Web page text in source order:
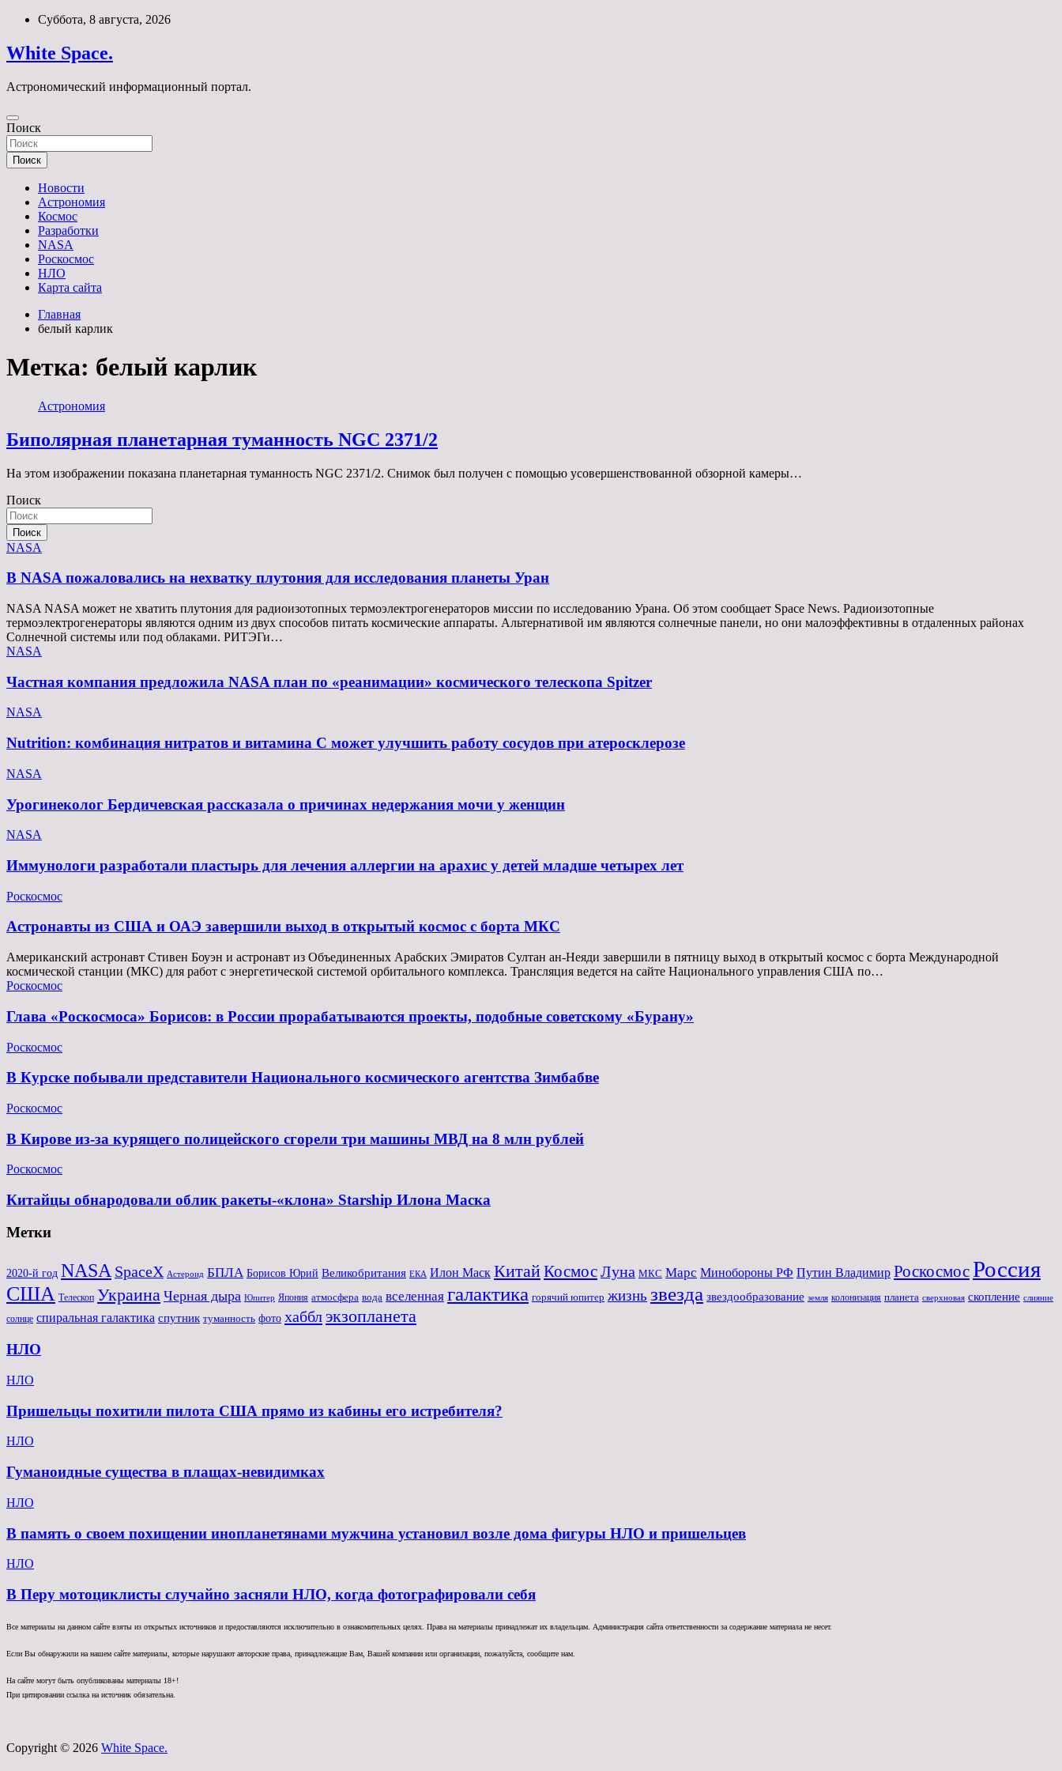
Перейти
содержимому
Суббота, 8 августа, 2026
White Space.
Астрономический информационный портал.
Поиск
Поиск
Новости
Астрономия
Космос
Разработки
NASA
Роскосмос
НЛО
Карта сайта
Главная
белый карлик
Метка: белый карлик
Астрономия
Биполярная планетарная туманность NGC 2371/2
На этом изображении показана планетарная туманность NGC 2371/2. Снимок был получен с помощью усовершенствованной обзорной камеры…
Поиск
Поиск
NASA
В NASA пожаловались на нехватку плутония для исследования планеты Уран
NASA NASA может не хватить плутония для радиоизотопных термоэлектрогенераторов миссии по исследованию Урана. Об этом сообщает Space News. Радиоизотопные
термоэлектрогенераторы являются одним из двух способов питать космические аппараты. Альтернативой им являются солнечные панели, но они малоэффективны в отдаленных районах
Солнечной системы или под облаками. РИТЭГи…
NASA
Частная компания предложила NASA план по «реанимации» космического телескопа Spitzer
NASA
Nutrition: комбинация нитратов и витамина C может улучшить работу сосудов при атеросклерозе
NASA
Урогинеколог Бердичевская рассказала о причинах недержания мочи у женщин
NASA
Иммунологи разработали пластырь для лечения аллергии на арахис у детей младше четырех лет
Роскосмос
Астронавты из США и ОАЭ завершили выход в открытый космос с борта МКС
Американский астронавт Стивен Боуэн и астронавт из Объединенных Арабских Эмиратов Султан ан-Неяди завершили в пятницу выход в открытый космос с борта Международной
космической станции (МКС) для работ с энергетической системой орбитального комплекса. Трансляция ведется на сайте Национального управления США по…
Роскосмос
Глава «Роскосмоса» Борисов: в России прорабатываются проекты, подобные советскому «Бурану»
Роскосмос
В Курске побывали представители Национального космического агентства Зимбабве
Роскосмос
В Кирове из-за курящего полицейского сгорели три машины МВД на 8 млн рублей
Роскосмос
Китайцы обнародовали облик ракеты-«клона» Starship Илона Маска
Метки
2020-й год NASA SpaceX Астероид БПЛА Борисов Юрий Великобритания ЕКА Илон Маск КитайКосмосЛуна МКС Марс Минoбороны РФ Путин Владимир РоскосмосРоссия
США Телескоп Украина Черная дыра Юпитер Япония атмосфера вода вселенная галактика горячий юпитер жизнь звезда звездообразование земля колонизация планета сверхновая скопление слияние
солнце спиральная галактика спутник туманность фото хаббл экзопланета
НЛО
НЛО
Пришельцы похитили пилота США прямо из кабины его истребителя?
НЛО
Гуманоидные существа в плащах-невидимках
НЛО
В память о своем похищении инопланетянами мужчина установил возле дома фигуры НЛО и пришельцев
НЛО
В Перу мотоциклисты случайно засняли НЛО, когда фотографировали себя
Все материалы на данном сайте взяты из открытых источников и предоставляются исключительно в ознакомительных целях. Права на материалы принадлежат их владельцам. Администрация сайта ответственности за содержание материала не несет.
Если Вы обнаружили на нашем сайте материалы, которые нарушают авторские права, принадлежащие Вам, Вашей компании или организации, пожалуйста, сообщите нам.
На сайте могут быть опубликованы материалы 18+!
При цитировании ссылка на источник обязательна.
Copyright © 2026 White Space.